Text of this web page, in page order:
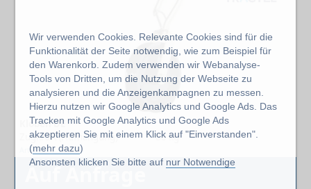
Wir verwenden Cookies. Relevante Cookies sind für die
Funktionalität der Seite notwendig, wie zum Beispiel für
den Warenkorb. Zudem verwenden wir Webanalyse-
Tools von Dritten, um die Nutzung der Webseite zu
analysieren und die Anzeigenkampagnen zu messen.
Hierzu nutzen wir Google Analytics und Google Ads. Das
Tracken mit Google Analytics und Google Ads
akzeptieren Sie mit einem Klick auf "Einverstanden".
(mehr dazu)
Ansonsten klicken Sie bitte auf nur Notwendige
Kloben DE
Zugkraft (Aufhängung)
80 kg
Artikel: 1
Auf Anfrage